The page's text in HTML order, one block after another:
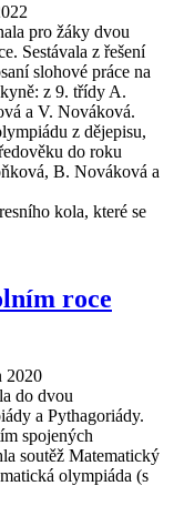
pro žáky dvou
Sestávala z řešení
slohové práce na
z 9. třídy A.
a V. Nováková.
z dějepisu,
do roku
B. Nováková a
kola, které se
roce
2020
do dvou
a Pythagoriády.
spojených
soutěž Matematický
olympiáda (s